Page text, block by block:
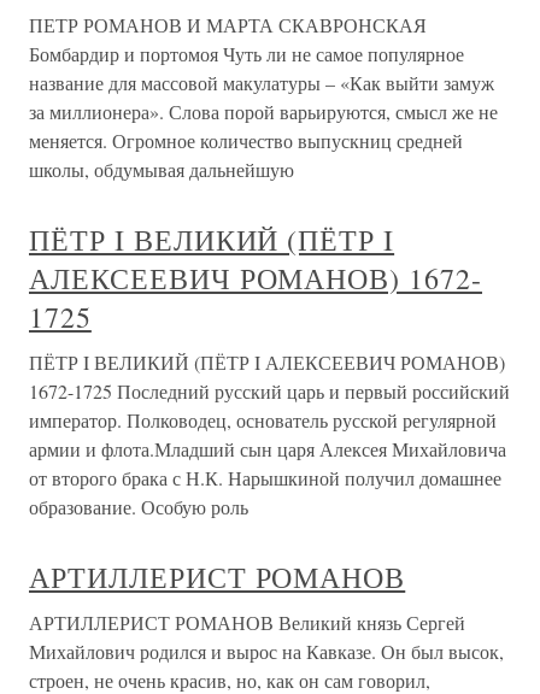
ПЕТР РОМАНОВ И МАРТА СКАВРОНСКАЯ
Бомбардир и портомоя Чуть ли не самое популярное
название для массовой макулатуры – «Как выйти замуж
за миллионера». Слова порой варьируются, смысл же не
меняется. Огромное количество выпускниц средней
школы, обдумывая дальнейшую
ПЁТР I ВЕЛИКИЙ (ПЁТР I
АЛЕКСЕЕВИЧ РОМАНОВ) 1672-
1725
ПЁТР I ВЕЛИКИЙ (ПЁТР I АЛЕКСЕЕВИЧ РОМАНОВ)
1672-1725 Последний русский царь и первый российский
император. Полководец, основатель русской регулярной
армии и флота.Младший сын царя Алексея Михайловича
от второго брака с Н.К. Нарышкиной получил домашнее
образование. Особую роль
АРТИЛЛЕРИСТ РОМАНОВ
АРТИЛЛЕРИСТ РОМАНОВ Великий князь Сергей
Михайлович родился и вырос на Кавказе. Он был высок,
строен, не очень красив, но, как он сам говорил,